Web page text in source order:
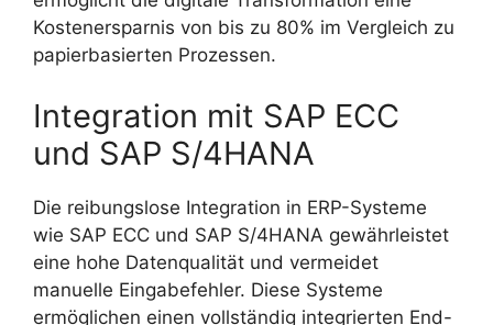
Kostenersparnis von bis zu 80% im Vergleich zu
papierbasierten Prozessen.
Integration mit SAP ECC
und SAP S/4HANA
Die reibungslose Integration in ERP-Systeme
wie SAP ECC und SAP S/4HANA gewährleistet
eine hohe Datenqualität und vermeidet
manuelle Eingabefehler. Diese Systeme
ermöglichen einen vollständig integrierten End-